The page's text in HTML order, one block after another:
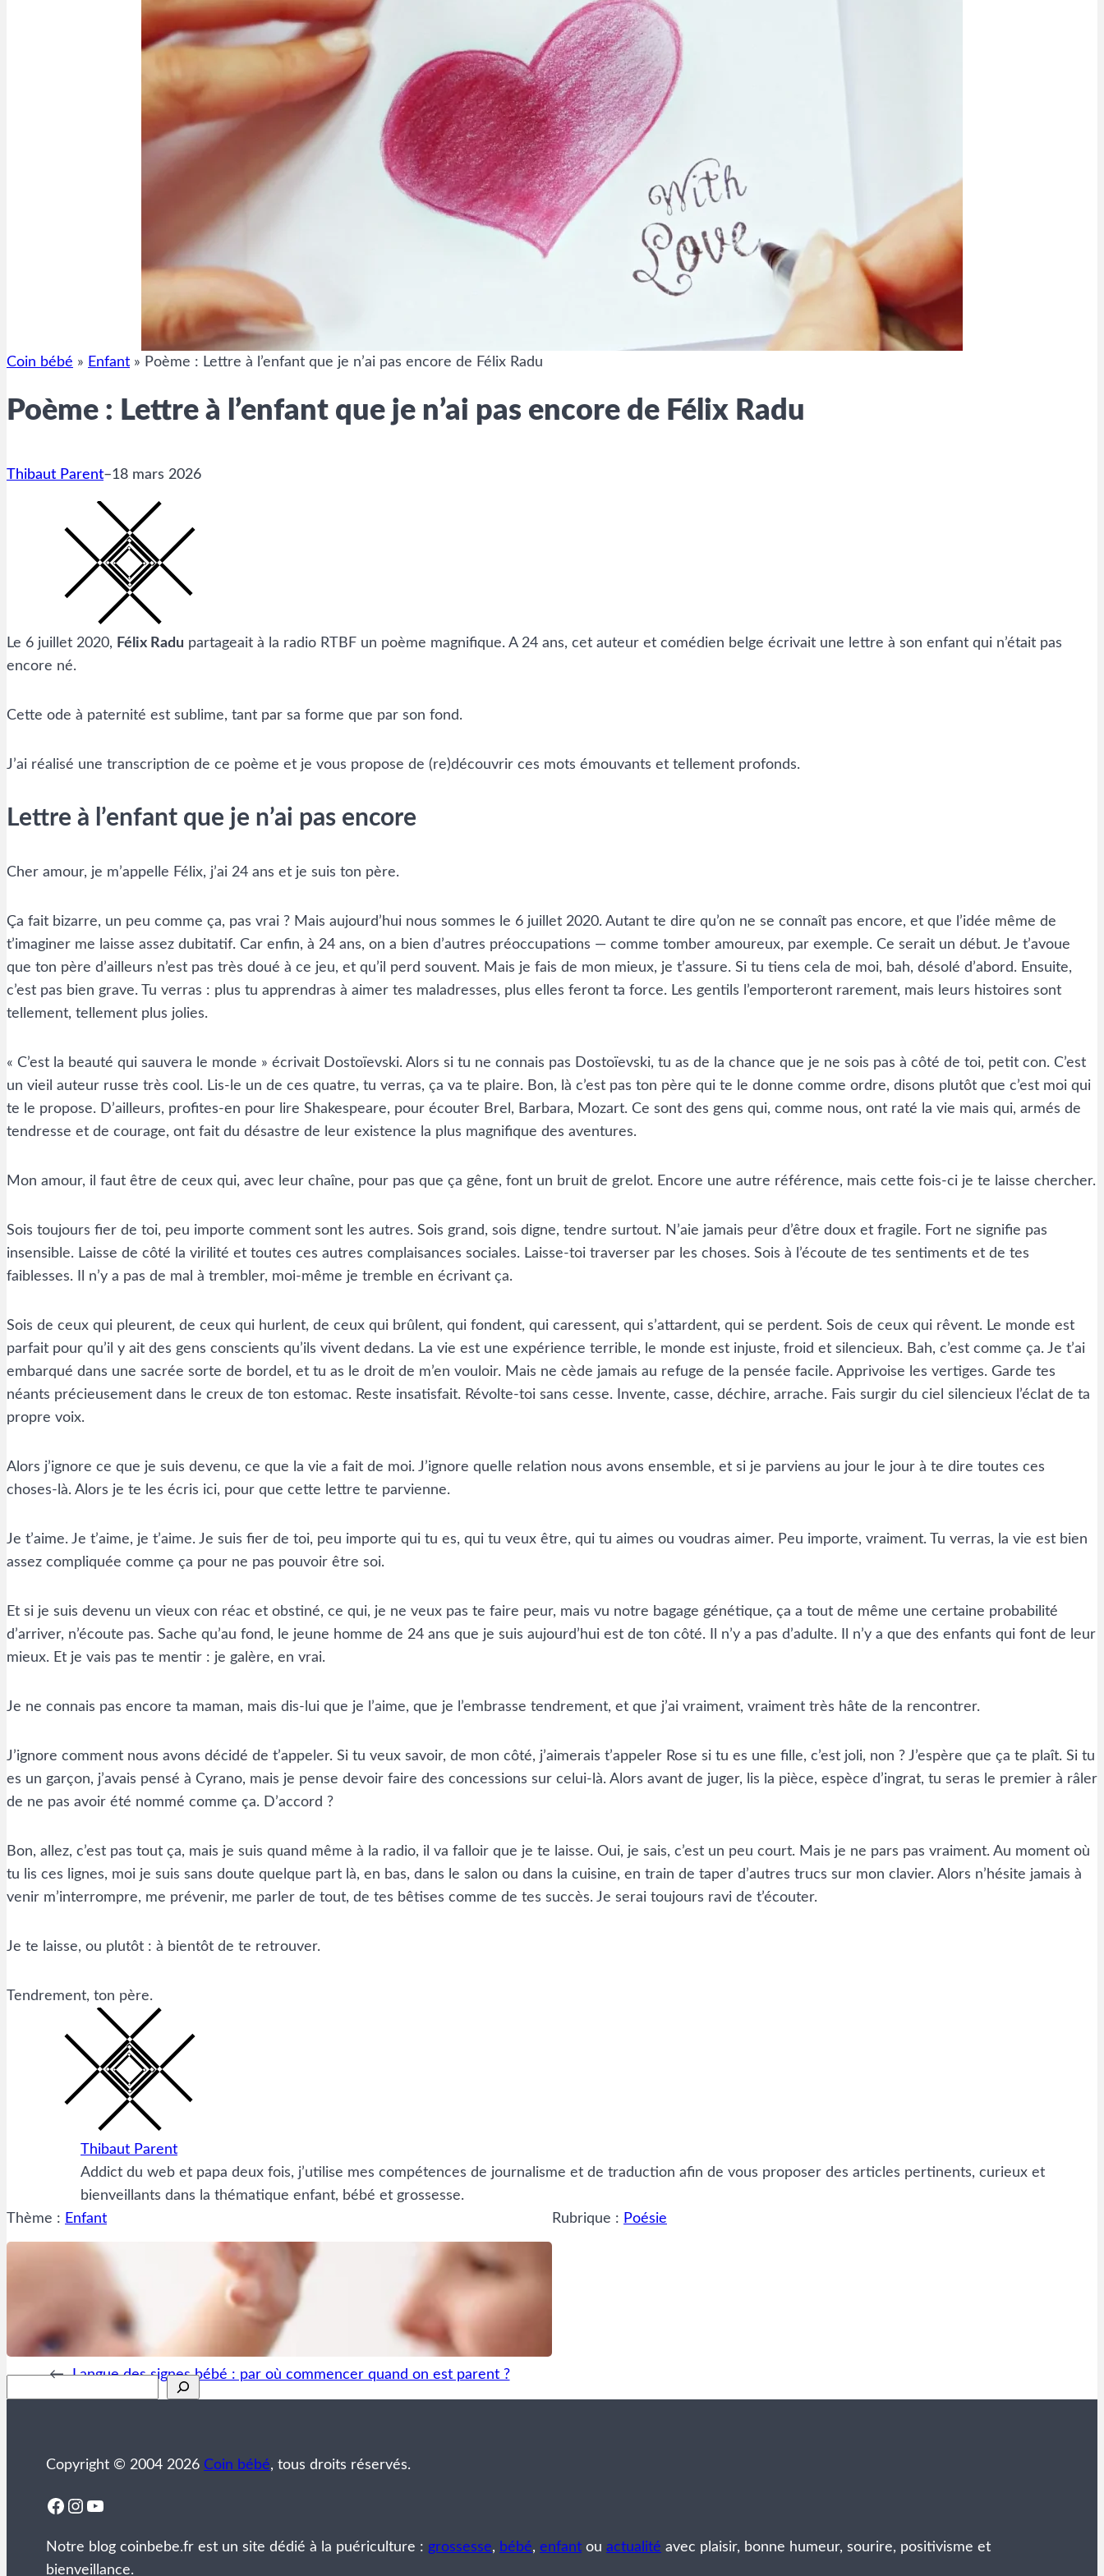
Coin bébé » Enfant » Poème : Lettre à l’enfant que je n’ai pas encore de Félix Radu
Poème : Lettre à l’enfant que je n’ai pas encore de Félix Radu
Thibaut Parent–18 mars 2026
Le 6 juillet 2020, Félix Radu partageait à la radio RTBF un poème magnifique. A 24 ans, cet auteur et comédien belge écrivait une lettre à son enfant qui n’était pas
encore né.
Cette ode à paternité est sublime, tant par sa forme que par son fond.
J’ai réalisé une transcription de ce poème et je vous propose de (re)découvrir ces mots émouvants et tellement profonds.
Lettre à l’enfant que je n’ai pas encore
Cher amour, je m’appelle Félix, j’ai 24 ans et je suis ton père.
Ça fait bizarre, un peu comme ça, pas vrai ? Mais aujourd’hui nous sommes le 6 juillet 2020. Autant te dire qu’on ne se connaît pas encore, et que l’idée même de
t’imaginer me laisse assez dubitatif. Car enfin, à 24 ans, on a bien d’autres préoccupations — comme tomber amoureux, par exemple. Ce serait un début. Je t’avoue
que ton père d’ailleurs n’est pas très doué à ce jeu, et qu’il perd souvent. Mais je fais de mon mieux, je t’assure. Si tu tiens cela de moi, bah, désolé d’abord. Ensuite,
c’est pas bien grave. Tu verras : plus tu apprendras à aimer tes maladresses, plus elles feront ta force. Les gentils l’emporteront rarement, mais leurs histoires sont
tellement, tellement plus jolies.
« C’est la beauté qui sauvera le monde » écrivait Dostoïevski. Alors si tu ne connais pas Dostoïevski, tu as de la chance que je ne sois pas à côté de toi, petit con. C’est
un vieil auteur russe très cool. Lis-le un de ces quatre, tu verras, ça va te plaire. Bon, là c’est pas ton père qui te le donne comme ordre, disons plutôt que c’est moi qui
te le propose. D’ailleurs, profites-en pour lire Shakespeare, pour écouter Brel, Barbara, Mozart. Ce sont des gens qui, comme nous, ont raté la vie mais qui, armés de
tendresse et de courage, ont fait du désastre de leur existence la plus magnifique des aventures.
Mon amour, il faut être de ceux qui, avec leur chaîne, pour pas que ça gêne, font un bruit de grelot. Encore une autre référence, mais cette fois-ci je te laisse chercher.
Sois toujours fier de toi, peu importe comment sont les autres. Sois grand, sois digne, tendre surtout. N’aie jamais peur d’être doux et fragile. Fort ne signifie pas
insensible. Laisse de côté la virilité et toutes ces autres complaisances sociales. Laisse-toi traverser par les choses. Sois à l’écoute de tes sentiments et de tes
faiblesses. Il n’y a pas de mal à trembler, moi-même je tremble en écrivant ça.
Sois de ceux qui pleurent, de ceux qui hurlent, de ceux qui brûlent, qui fondent, qui caressent, qui s’attardent, qui se perdent. Sois de ceux qui rêvent. Le monde est
parfait pour qu’il y ait des gens conscients qu’ils vivent dedans. La vie est une expérience terrible, le monde est injuste, froid et silencieux. Bah, c’est comme ça. Je t’ai
embarqué dans une sacrée sorte de bordel, et tu as le droit de m’en vouloir. Mais ne cède jamais au refuge de la pensée facile. Apprivoise les vertiges. Garde tes
néants précieusement dans le creux de ton estomac. Reste insatisfait. Révolte-toi sans cesse. Invente, casse, déchire, arrache. Fais surgir du ciel silencieux l’éclat de ta
propre voix.
Alors j’ignore ce que je suis devenu, ce que la vie a fait de moi. J’ignore quelle relation nous avons ensemble, et si je parviens au jour le jour à te dire toutes ces
choses-là. Alors je te les écris ici, pour que cette lettre te parvienne.
Je t’aime. Je t’aime, je t’aime. Je suis fier de toi, peu importe qui tu es, qui tu veux être, qui tu aimes ou voudras aimer. Peu importe, vraiment. Tu verras, la vie est bien
assez compliquée comme ça pour ne pas pouvoir être soi.
Et si je suis devenu un vieux con réac et obstiné, ce qui, je ne veux pas te faire peur, mais vu notre bagage génétique, ça a tout de même une certaine probabilité
d’arriver, n’écoute pas. Sache qu’au fond, le jeune homme de 24 ans que je suis aujourd’hui est de ton côté. Il n’y a pas d’adulte. Il n’y a que des enfants qui font de leur
mieux. Et je vais pas te mentir : je galère, en vrai.
Je ne connais pas encore ta maman, mais dis-lui que je l’aime, que je l’embrasse tendrement, et que j’ai vraiment, vraiment très hâte de la rencontrer.
J’ignore comment nous avons décidé de t’appeler. Si tu veux savoir, de mon côté, j’aimerais t’appeler Rose si tu es une fille, c’est joli, non ? J’espère que ça te plaît. Si tu
es un garçon, j’avais pensé à Cyrano, mais je pense devoir faire des concessions sur celui-là. Alors avant de juger, lis la pièce, espèce d’ingrat, tu seras le premier à râler
de ne pas avoir été nommé comme ça. D’accord ?
Bon, allez, c’est pas tout ça, mais je suis quand même à la radio, il va falloir que je te laisse. Oui, je sais, c’est un peu court. Mais je ne pars pas vraiment. Au moment où
tu lis ces lignes, moi je suis sans doute quelque part là, en bas, dans le salon ou dans la cuisine, en train de taper d’autres trucs sur mon clavier. Alors n’hésite jamais à
venir m’interrompre, me prévenir, me parler de tout, de tes bêtises comme de tes succès. Je serai toujours ravi de t’écouter.
Je te laisse, ou plutôt : à bientôt de te retrouver.
Tendrement, ton père.
Thibaut Parent
Addict du web et papa deux fois, j’utilise mes compétences de journalisme et de traduction afin de vous proposer des articles pertinents, curieux et
bienveillants dans la thématique enfant, bébé et grossesse.
Thème : Enfant
← Langue des signes bébé : par où commencer quand on est parent ?
Rubrique : Poésie
Copyright © 2004 2026 Coin bébé, tous droits réservés.
Facebook
Instagram
YouTube
Notre blog coinbebe.fr est un site dédié à la puériculture : grossesse, bébé, enfant ou actualité avec plaisir, bonne humeur, sourire, positivisme et
bienveillance.